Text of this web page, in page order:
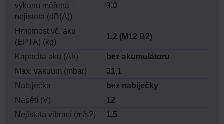
výkonu měřená -
nejistota (dB(A))
3,0
Hmotnost vč. aku
(EPTA) (kg)
1,2 (M12 B2)
Kapacita aku (Ah)
bez akumulátoru
Max. vakuum (mbar)
31,1
Nabíječka
bez nabíječky
Napětí (V)
12
Nejistota vibrací (m/s?)
1,5